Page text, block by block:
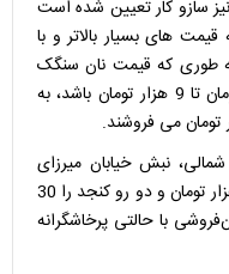
سازو کار تعیین شده است
قیمت های بسیار بالاتر و با
طوری که قیمت نان سنگک
کنجدی که نهایت باید 6 هزار و 500 تومان تا 9 هزار تومان باشد، به
نبش خیابان میرزای
زینالی که نان سنگک یک رو کنجد را 10 هزار تومان و دو رو کنجد را 30
با حالتی پرخاشگرانه